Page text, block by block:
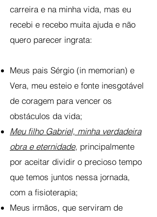
carreira e na minha vida, mas eu
recebi e recebo muita ajuda e não
quero parecer ingrata:
Meus pais Sérgio (in memorian) e
Vera, meu esteio e fonte inesgotável
de coragem para vencer os
obstáculos da vida;
Meu filho Gabriel, minha verdadeira
obra e eternidade, principalmente
por aceitar dividir o precioso tempo
que temos juntos nessa jornada,
com a fisioterapia;
Meus irmãos, que serviram de